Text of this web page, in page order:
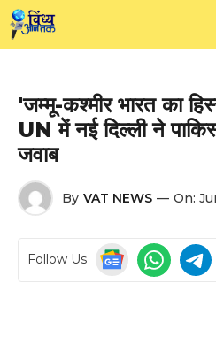
Skip
to
'जम्मू-कश्मीर भारत का
UN में नई दिल्ली ने
जवाब
By VAT NEWS — On:
Follow Us